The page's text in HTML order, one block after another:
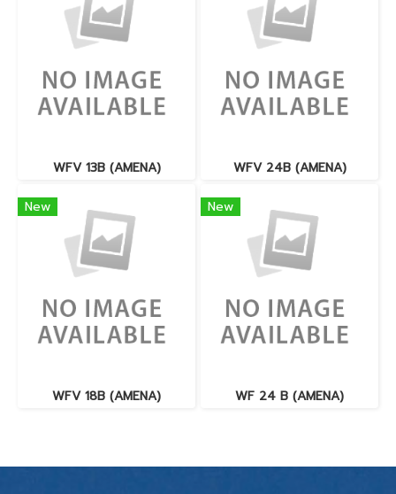
WFV 13B (AMENA) WFV 24B (AMENA)
New
WFV 18B (AMENA)
New
WF 24 B (AMENA)